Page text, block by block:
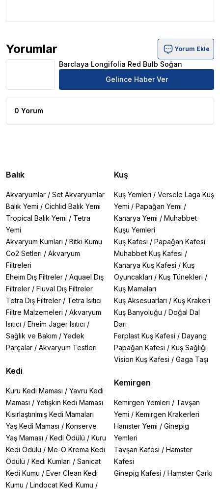
Yorumlar
Barclaya Longifolia Red Bulb Soğan Ürün Yorumları
Yorum Ekle
Barclaya Longifolia Red Bulb Soğan
Gelince Haber Ver
0 Yorum
Balık
Akvaryumlar / Set Akvaryumlar
Balık Yemi / Cichlid Balık Yemi
Tropical Balık Yemi / Tetra
Yemi
Akvaryum Kumları / Bitki Kumu
Co2 Setleri / Akvaryum
Filtreleri
Eheim Dış Filtreler / Aquael Dış
Filtreler / Fluval Dış Filtreler
Tetra Dış Filtreler / Tetra Isıtıcı
Filtre Malzemeleri / Akvaryum
Isıtıcı / Eheim Jager Isıtıcı /
Sağlık ve Bakım / Yedek
Parçalar / Akvaryum Testleri
Kedi
Kuru Kedi Maması / Yavru Kedi
Maması / Yetişkin Kedi Maması
Kısırlaştırılmış Kedi Mamaları
Yaş Kedi Maması / Konserve
Yaş Maması / Kedi Ödülü / Kuru
Kedi Ödülü / Me-O Krema Kedi
Ödülü / Kedi Kumları / Sanicat
Kedi Kumu / Ever Clean Kedi
Kumu / Lindocat Kedi Kumu /
Kuş
Kuş Yemleri / Versele Laga Kuş
Yemi / Papağan Yemi /
Kanarya Yemi / Muhabbet
Kuşu Yemleri
Kuş Kafesi / Papağan Kafesi
Muhabbet Kuş Kafesi /
Kanarya Kuş Kafesi / Kuş
Oyuncakları / Kuş Tünekleri /
Kuş Mamaları
Kuş Aksesuarları / Kuş Krakeri
Kuş Banyoluğu / Doğal Dal
Darı
Ferplast Kuş Kafesi / Dayang
Papağan Kafesi / Kuş Sağlığı
Vision Kuş Kafesi / Gaga Taşı
Kemirgen
Kemirgen Yemleri / Tavşan
Yemi / Kemirgen Krakerleri
Hamster Yemi / Ginepig
Yemleri
Tavşan Kafesi / Hamster
Kafesi
Ginepig Kafesi / Hamster Çarkı